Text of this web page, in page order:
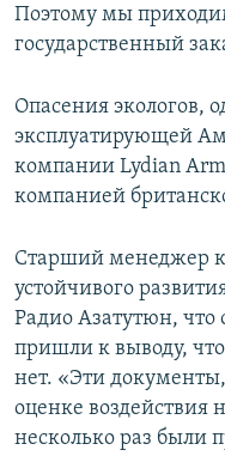
Поэтому мы
государственный
Опасения экологов,
эксплуатирующей
компании Lydian
компанией
Старший менеджер
устойчивого
Радио Азатутюн, что
пришли к выводу,
нет. «Эти документы,
оценке
несколько раз были